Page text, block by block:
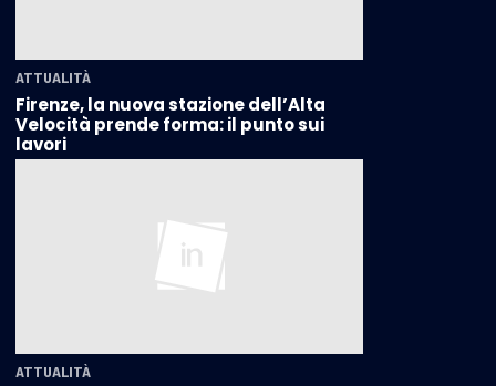
ATTUALITÀ
Firenze, la nuova stazione dell’Alta
Velocità prende forma: il punto sui
lavori
ATTUALITÀ